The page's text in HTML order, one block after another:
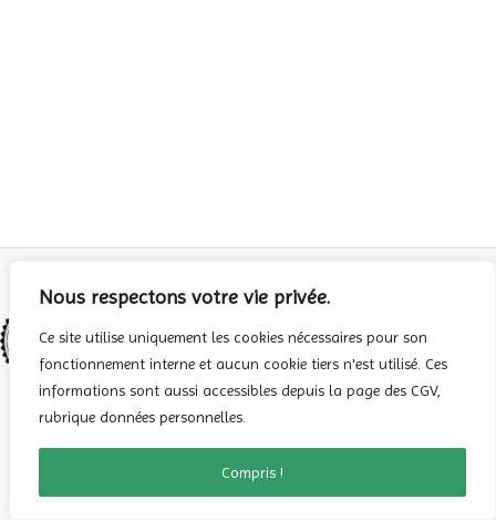
Nous respectons votre vie privée.
Ce site utilise uniquement les cookies nécessaires pour son
fonctionnement interne et aucun cookie tiers n'est utilisé. Ces
informations sont aussi accessibles depuis la page des CGV,
rubrique données personnelles.
Compris !
Copyright © 2026 Tsubaki Originals | Propulsé par
Astra